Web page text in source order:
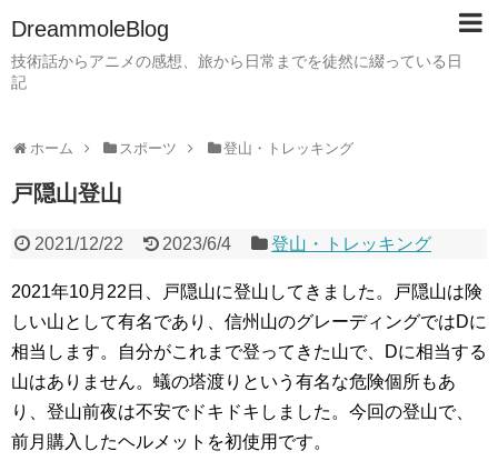
DreammoleBlog
技術話からアニメの感想、旅から日常までを徒然に綴っている日
記
ホーム スポーツ 登山・トレッキング
戸隠山登山
2021/12/22 2023/6/4 登山・トレッキング
2021年10月22日、戸隠山に登山してきました。戸隠山は険
しい山として有名であり、信州山のグレーディングではDに
相当します。自分がこれまで登ってきた山で、Dに相当する
山はありません。蟻の塔渡りという有名な危険個所もあ
り、登山前夜は不安でドキドキしました。今回の登山で、
前月購入したヘルメットを初使用です。